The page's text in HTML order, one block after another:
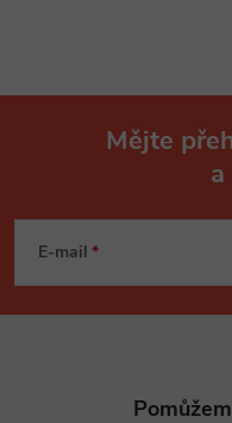
p
Mějte
E-mail